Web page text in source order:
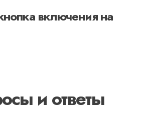
включения на
и ответы